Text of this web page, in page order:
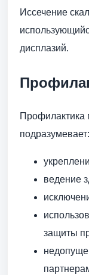
Иссечение
дисплазий.
Профилактика
подразумевает:
ведение
защиты